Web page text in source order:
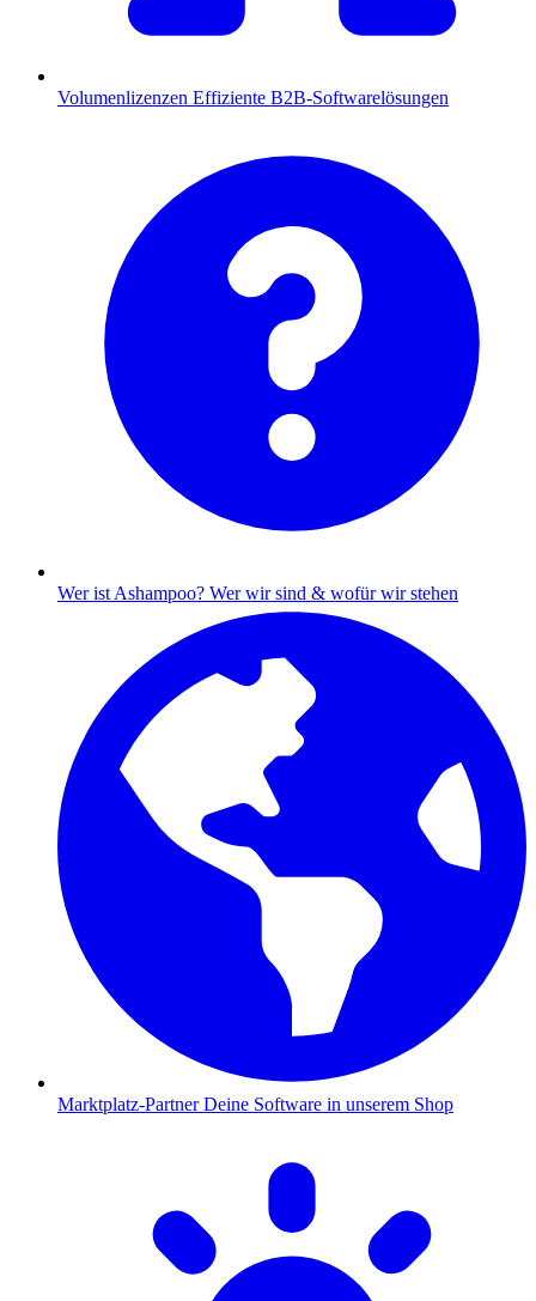
Volumenlizenzen Effiziente B2B-Softwarelösungen
Wer ist Ashampoo? Wer wir sind & wofür wir stehen
Marktplatz-Partner Deine Software in unserem Shop